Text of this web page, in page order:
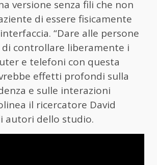
versione senza fili che non
di essere fisicamente
“Dare alle persone
controllare liberamente i
e telefoni con questa
effetti profondi sulla
e sulle interazioni
il ricercatore David
autori dello studio.